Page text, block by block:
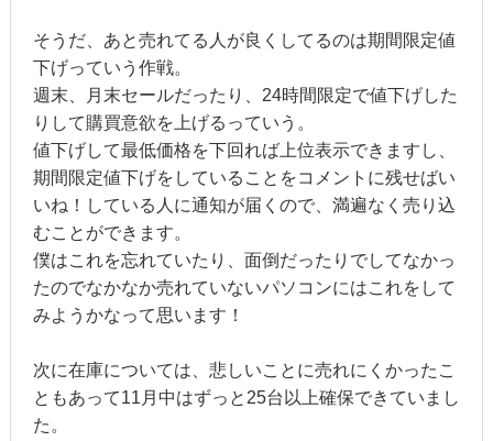
そうだ、あと売れてる人が良くしてるのは期間限定値
下げっていう作戦。
週末、月末セールだったり、24時間限定で値下げした
りして購買意欲を上げるっていう。
値下げして最低価格を下回れば上位表示できますし、
期間限定値下げをしていることをコメントに残せばい
いね！している人に通知が届くので、満遍なく売り込
むことができます。
僕はこれを忘れていたり、面倒だったりでしてなかっ
たのでなかなか売れていないパソコンにはこれをして
みようかなって思います！
次に在庫については、悲しいことに売れにくかったこ
ともあって11月中はずっと25台以上確保できていまし
た。